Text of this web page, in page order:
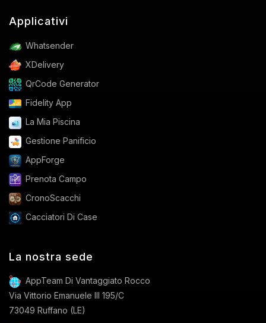
Applicativi
Whatsender
XDelivery
QrCode Generator
Fidelity App
La Mia Piscina
Gestione Panificio
AppForge
Prenota Campo
CronoScacchi
Cacciatori Di Case
La nostra sede
AppTeam Di Vantaggiato Rocco
Via Vittorio Emanuele III 195/C
73049 Ruffano (LE)